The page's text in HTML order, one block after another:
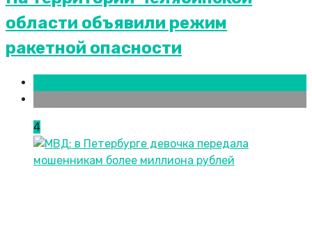
области объявили режим
ракетной опасности
4